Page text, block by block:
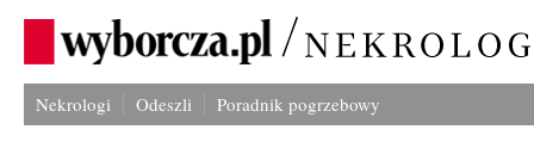
Nekrologi Odeszli Poradnik pogrzebowy